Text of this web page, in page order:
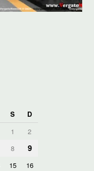
S
D
1
2
8 9
15
16